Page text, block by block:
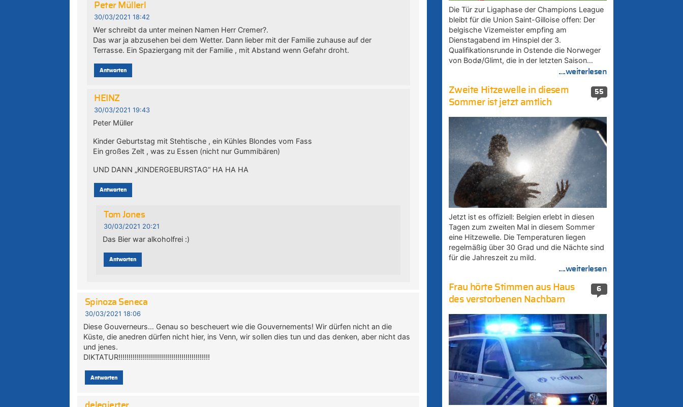
Peter Müllerl
30/03/2021 18:42
Wer schreibt da unter meinen Namen Herr Cremer?.
Das war ja abzusehen bei dem Wetter. Dann lieber mit der Familie zuhause auf der
Terrasse. Ein Spaziergang mit der Familie , mit Abstand wenn Gefahr droht.
Antworten
HEINZ
30/03/2021 19:43
Peter Müller
Kinder Geburtstag mit Stehtische , ein Kühles Blondes vom Fass
Ein großes Zelt , was zu Essen (nicht nur Gummibären)
UND DANN „KINDERGEBURSTAG“ HA HA HA
Antworten
Tom Jones
30/03/2021 20:21
Das Bier war alkoholfrei :)
Antworten
Spinoza Seneca
30/03/2021 18:06
Diese Gouverneurs… Genau so bescheuert wie die Gouvernements! Wir dürfen nicht an die
Küste, die anedren dürfen nicht hier, ins Venn, wir sollen dies tun und das denken, aber nicht das
und jenes.
DIKTATUR!!!!!!!!!!!!!!!!!!!!!!!!!!!!!!!!!!!!!!!!!!!!!
Antworten
Die Tür zur Ligaphase der Champions League
bleibt für die Union Saint-Gilloise offen: Der
belgische Vizemeister empfing am
Dienstagabend im Hinspiel der 3.
Qualifikationsrunde in Ostende die Norweger
von Bodø/Glimt, die in der letzten Saison…
....weiterlesen
55
Zweite Hitzewelle in diesem
Sommer ist jetzt amtlich
Jetzt ist es offiziell: Belgien erlebt in diesen
Tagen zum zweiten Mal in diesem Sommer
eine Hitzewelle. Die Temperaturen liegen
regelmäßig über 30 Grad und die Nächte sind
für die Jahreszeit zu mild.
....weiterlesen
6
Frau hörte Stimmen aus Haus
des verstorbenen Nachbarn